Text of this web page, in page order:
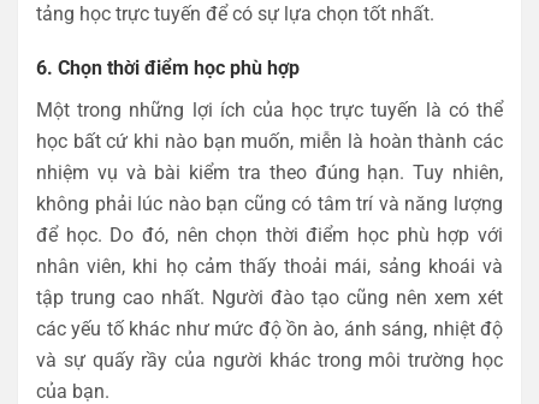
tảng học trực tuyến để có sự lựa chọn tốt nhất.
6. Chọn thời điểm học phù hợp
Một trong những lợi ích của học trực tuyến là có thể
học bất cứ khi nào bạn muốn, miễn là hoàn thành các
nhiệm vụ và bài kiểm tra theo đúng hạn. Tuy nhiên,
không phải lúc nào bạn cũng có tâm trí và năng lượng
để học. Do đó, nên chọn thời điểm học phù hợp với
nhân viên, khi họ cảm thấy thoải mái, sảng khoái và
tập trung cao nhất. Người đào tạo cũng nên xem xét
các yếu tố khác như mức độ ồn ào, ánh sáng, nhiệt độ
và sự quấy rầy của người khác trong môi trường học
của bạn.